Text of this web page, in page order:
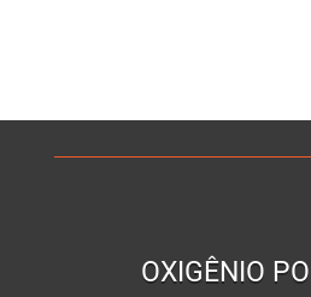
OXIGÊNIO